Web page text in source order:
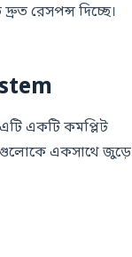
রেসপন্স দিচ্ছে।
একটি কমপ্লিট
একসাথে জুড়ে